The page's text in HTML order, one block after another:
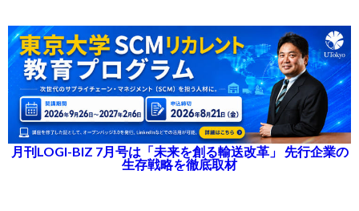
月刊LOGI-BIZ 7月号は「未来を創る輸送改革」 先行企業の
生存戦略を徹底取材